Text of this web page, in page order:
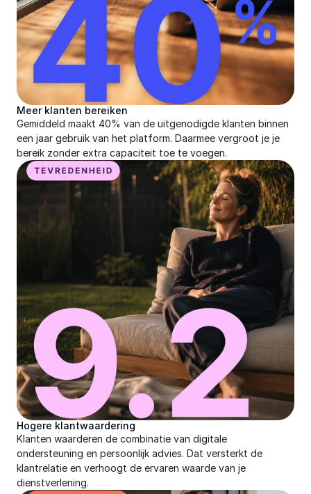
Meer klanten bereiken
Gemiddeld maakt 40% van de uitgenodigde klanten binnen
een jaar gebruik van het platform. Daarmee vergroot je je
bereik zonder extra capaciteit toe te voegen.
Hogere klantwaardering
Klanten waarderen de combinatie van digitale
ondersteuning en persoonlijk advies. Dat versterkt de
klantrelatie en verhoogt de ervaren waarde van je
dienstverlening.